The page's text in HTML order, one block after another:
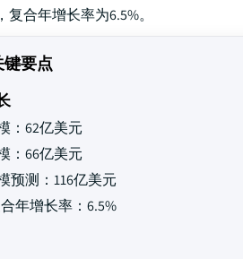
合年增长率为6.5%。
要点
：62亿美元
：66亿美元
预测：116亿美元
年增长率：6.5%